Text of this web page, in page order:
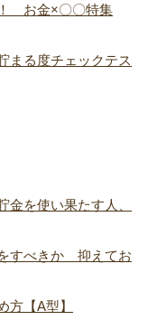
お金×〇〇特集
まる度チェックテス
を使い果たす人、
すべきか 抑えてお
方【A型】